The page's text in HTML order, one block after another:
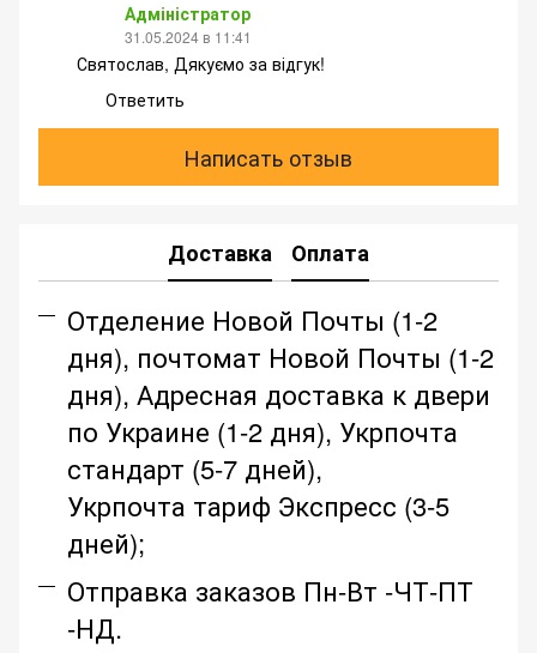
Адміністратор
31.05.2024 в 11:41
Святослав, Дякуємо за відгук!
Ответить
Написать отзыв
Доставка Оплата
Отделение Новой Почты (1-2
дня), почтомат Новой Почты (1-2
дня), Адресная доставка к двери
по Украине (1-2 дня), Укрпочта
стандарт (5-7 дней),
Укрпочта тариф Экспресс (3-5
дней);
Отправка заказов Пн-Вт -ЧТ-ПТ
-НД.